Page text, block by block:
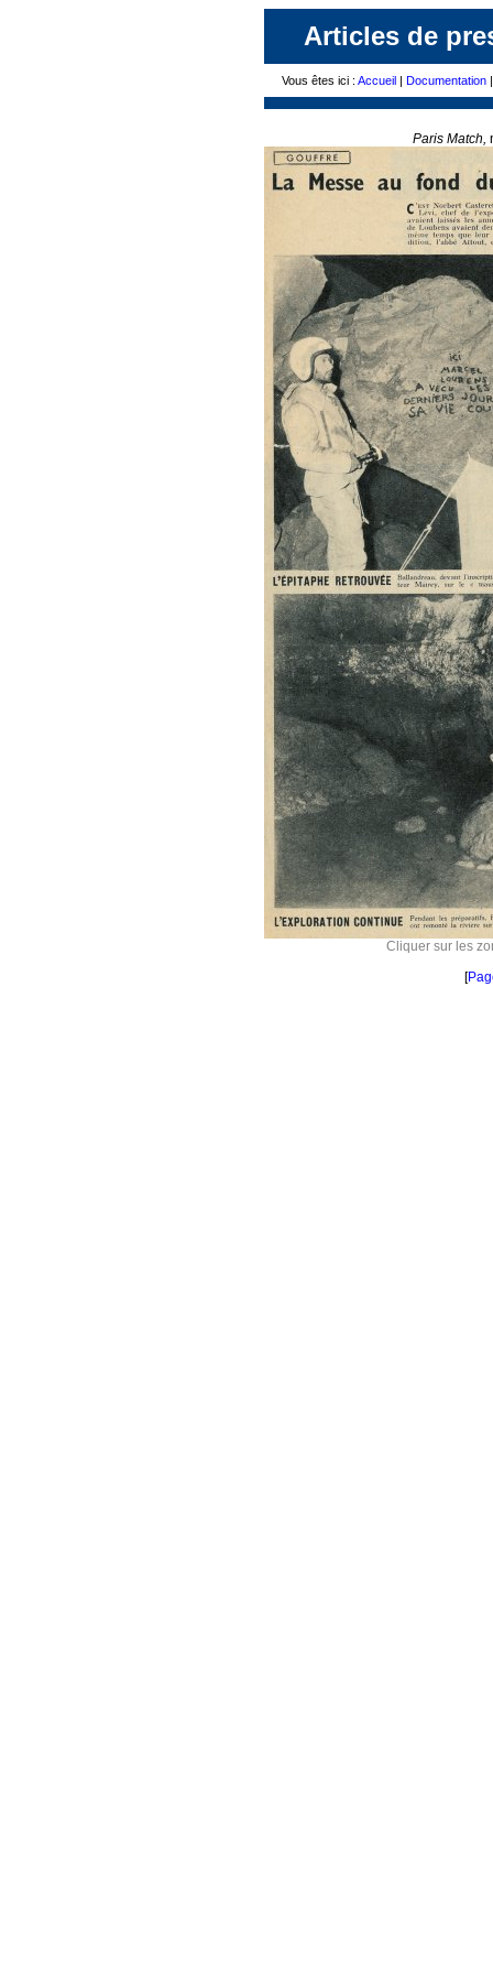
Articles de
Vous êtes ici : Accueil| Documentation|
Paris Match,
Cliquer sur les
[